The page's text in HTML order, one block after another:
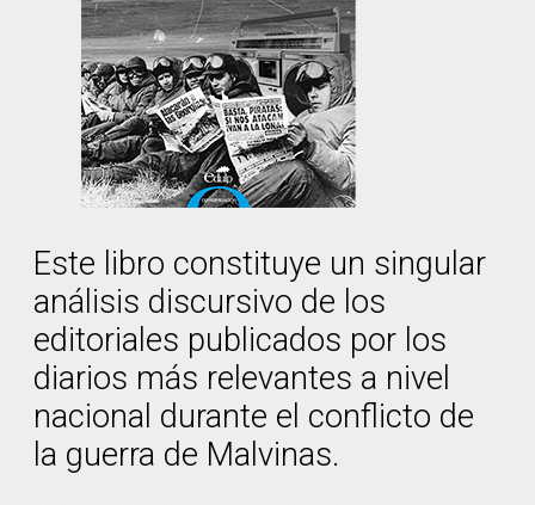
Este libro constituye un singular
análisis discursivo de los
editoriales publicados por los
diarios más relevantes a nivel
nacional durante el conflicto de
la guerra de Malvinas.